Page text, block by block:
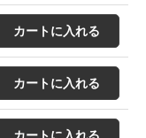
カートに入れる
カートに入れる